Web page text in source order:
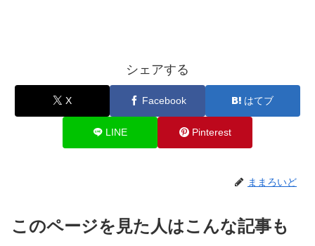
シェアする
X Facebook はてブ
LINE Pinterest
ままろいど
このページを見た人はこんな記事も